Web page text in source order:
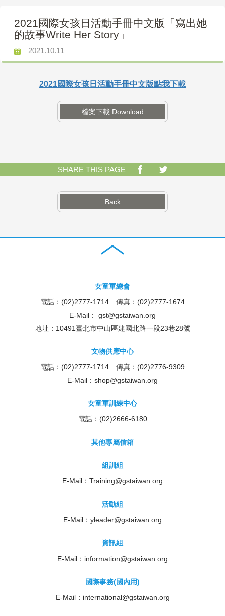
2021國際女孩日活動手冊中文版「寫出她
的故事Write Her Story」
2021.10.11
2021國際女孩日活動手冊中文版點我下載
檔案下載 Download
SHARE THIS PAGE
Back
女童軍總會
電話：(02)2777-1714 傳真：(02)2777-1674
E-Mail： gst@gstaiwan.org
地址：10491臺北市中山區建國北路一段23巷28號
文物供應中心
電話：(02)2777-1714 傳真：(02)2776-9309
E-Mail： shop@gstaiwan.org
女童軍訓練中心
電話：(02)2666-6180
其他專屬信箱
組訓組
E-Mail： Training@gstaiwan.org
活動組
E-Mail： yleader@gstaiwan.org
資訊組
E-Mail： information@gstaiwan.org
國際事務(國內用)
E-Mail： international@gstaiwan.org